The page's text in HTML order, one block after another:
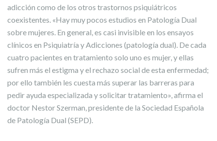
adicción como de los otros trastornos psiquiátricos
coexistentes. «Hay muy pocos estudios en Patología Dual
sobre mujeres. En general, es casi invisible en los ensayos
clínicos en Psiquiatría y Adicciones (patología dual). De cada
cuatro pacientes en tratamiento solo uno es mujer, y ellas
sufren más el estigma y el rechazo social de esta enfermedad;
por ello también les cuesta más superar las barreras para
pedir ayuda especializada y solicitar tratamiento», afirma el
doctor Nestor Szerman, presidente de la Sociedad Española
de Patología Dual (SEPD).